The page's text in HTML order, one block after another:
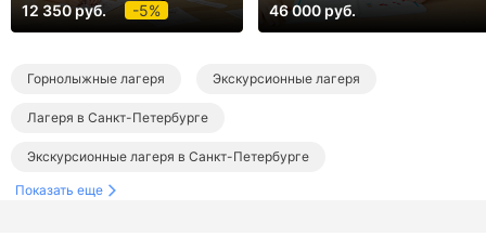
12 350 руб. -5% 46 000 руб.
Горнолыжные лагеря Экскурсионные лагеря
Лагеря в Санкт-Петербурге
Экскурсионные лагеря в Санкт-Петербурге
Показать еще